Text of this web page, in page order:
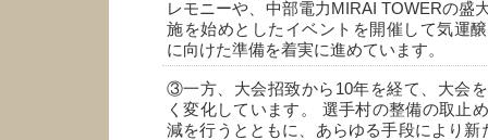
レモニーや、中部電力MIRAI TOWERの盛
施を始めとしたイベントを開催して気運
に向けた準備を着実に進めています。
③一方、大会招致から10年を経て、大会
く変化しています。 選手村の整備の取止
減を行うとともに、あらゆる手段により新